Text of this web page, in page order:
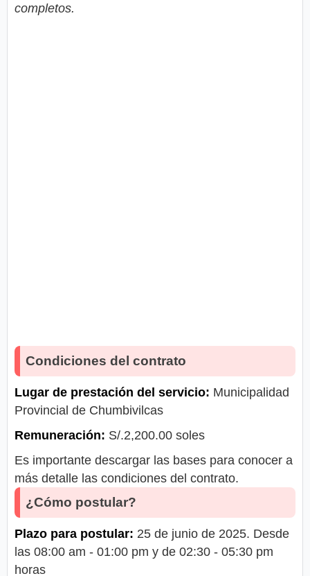
completos.
Condiciones del contrato
Lugar de prestación del servicio: Municipalidad
Provincial de Chumbivilcas
Remuneración: S/.2,200.00 soles
Es importante descargar las bases para conocer a
más detalle las condiciones del contrato.
¿Cómo postular?
Plazo para postular: 25 de junio de 2025. Desde
las 08:00 am - 01:00 pm y de 02:30 - 05:30 pm
horas